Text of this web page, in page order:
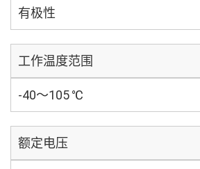
有极性
工作温度范围
-40～105 ℃
额定电压